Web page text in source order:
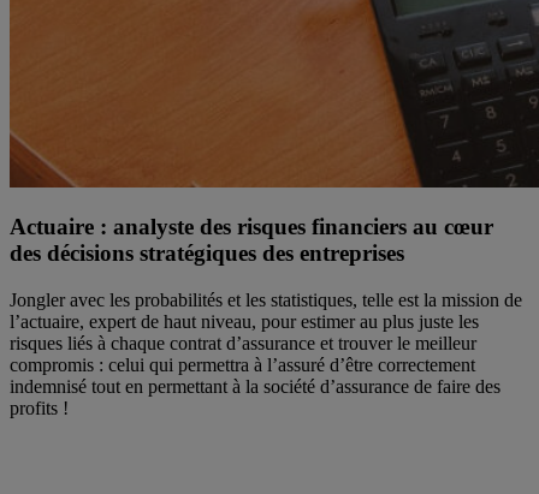
Actuaire : analyste des risques financiers au cœur
des décisions stratégiques des entreprises
Jongler avec les probabilités et les statistiques, telle est la mission de
l’actuaire, expert de haut niveau, pour estimer au plus juste les
risques liés à chaque contrat d’assurance et trouver le meilleur
compromis : celui qui permettra à l’assuré d’être correctement
indemnisé tout en permettant à la société d’assurance de faire des
profits !